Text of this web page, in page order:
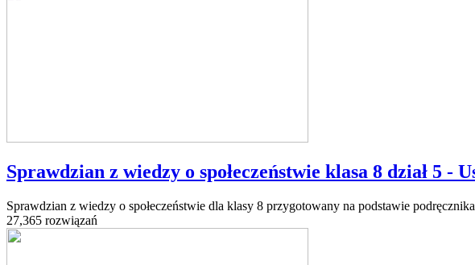
Sprawdzian z wiedzy o społeczeństwie klasa 8 dział 5
Sprawdzian z wiedzy o społeczeństwie dla klasy 8 przygotowany na podstawie
27,365 rozwiązań